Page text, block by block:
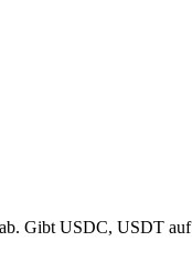
Gibt USDC, USDT